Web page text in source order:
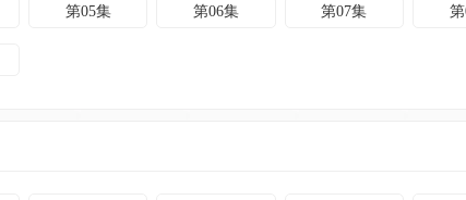
第05集 第06集 第07集